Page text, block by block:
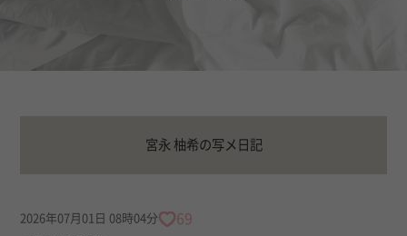
宮永 柚希の写メ日記
2026年07月01日 08時04分 69